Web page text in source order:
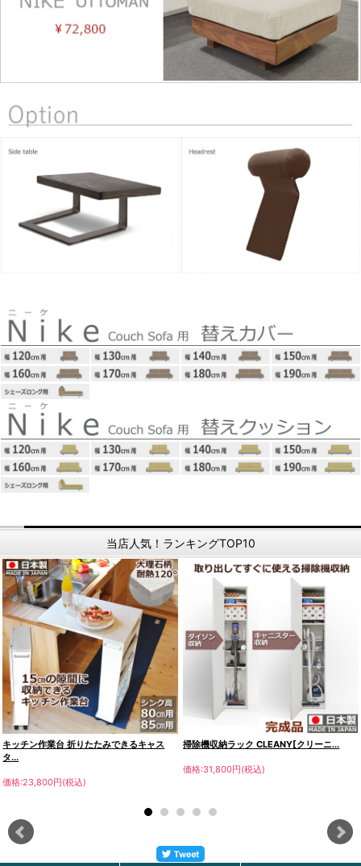
当店人気！ランキングTOP10
キッチン作業台 折りたたみできるキャス
タ...
価格:23,800円(税込)
掃除機収納ラック CLEANY[クリーニ...
価格:31,800円(税込)